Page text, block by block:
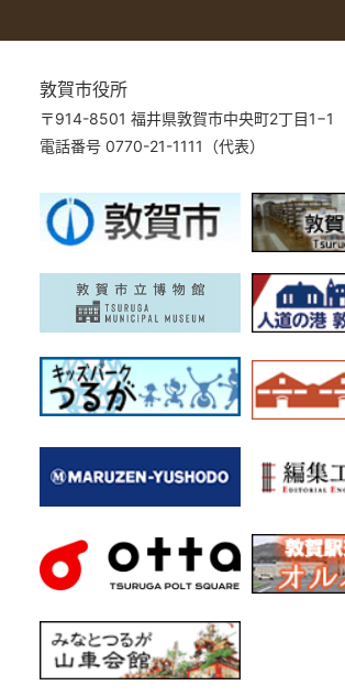
敦賀市役所
〒914-8501 福井県敦賀市中央町2丁目1−1
電話番号 0770-21-1111（代表）